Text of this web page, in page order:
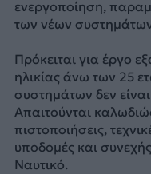
ενεργοποίηση,
των νέων
Πρόκειται για έργο
ηλικίας άνω των 25
συστημάτων δεν
Απαιτούνται
πιστοποιήσεις,
υποδομές και
Ναυτικό.